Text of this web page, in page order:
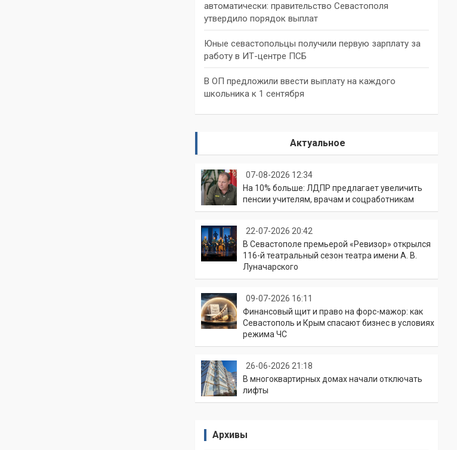
автоматически: правительство Севастополя
утвердило порядок выплат
Юные севастопольцы получили первую зарплату за
работу в ИТ-центре ПСБ
В ОП предложили ввести выплату на каждого
школьника к 1 сентября
Актуальное
07-08-2026 12:34
На 10% больше: ЛДПР предлагает увеличить
пенсии учителям, врачам и соцработникам
22-07-2026 20:42
В Севастополе премьерой «Ревизор» открылся
116-й театральный сезон театра имени А. В.
Луначарского
09-07-2026 16:11
Финансовый щит и право на форс-мажор: как
Севастополь и Крым спасают бизнес в условиях
режима ЧС
26-06-2026 21:18
В многоквартирных домах начали отключать
лифты
Архивы